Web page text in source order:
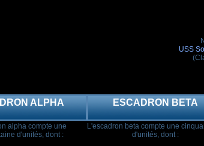
USS
ALPHA ESCADRON BETA
alpha compte une
d'unités, dont :
L'escadron beta compte une
d'unités, dont :